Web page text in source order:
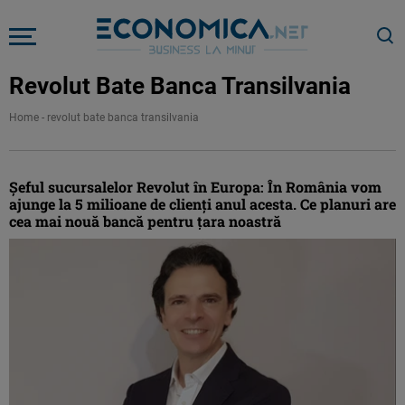
Revolut Bate Banca Transilvania
Home - revolut bate banca transilvania
Șeful sucursalelor Revolut în Europa: În România vom
ajunge la 5 milioane de clienți anul acesta. Ce planuri are
cea mai nouă bancă pentru țara noastră